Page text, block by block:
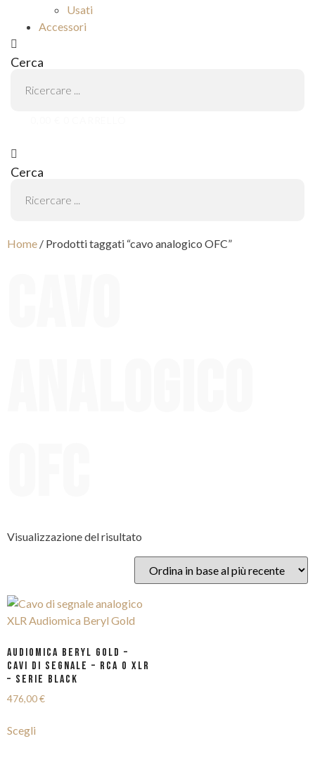
Usati
Accessori
Cerca
Cerca
Home / Prodotti taggati “cavo analogico OFC”
Visualizzazione del risultato
AUDIOMICA BERYL GOLD –
CAVI DI SEGNALE – RCA o XLR
– SERIE BLACK
476,00€
Scegli